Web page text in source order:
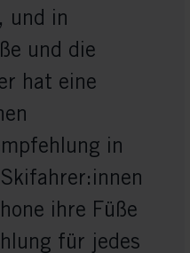
und in
und die
hat eine
in
ihre Füße
für jedes